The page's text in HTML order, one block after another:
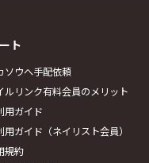
ト
ソウへ手配依頼
ルリンク有料会員のメリット
用ガイド
用ガイド（ネイリスト会員）
規約